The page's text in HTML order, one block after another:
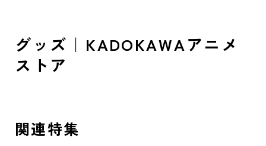
グッズ｜KADOKAWAアニメ
ストア
関連特集